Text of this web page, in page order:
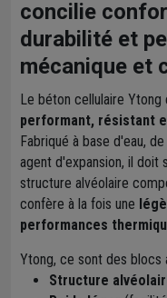
concilie
durabilité et
mécanique et
Le béton cellulaire
performant, résistant
Fabriqué à base d'eau,
agent d'expansion, il doit
structure alvéolaire
confère à la fois une
performances
Ytong, ce sont des blocs
Structure